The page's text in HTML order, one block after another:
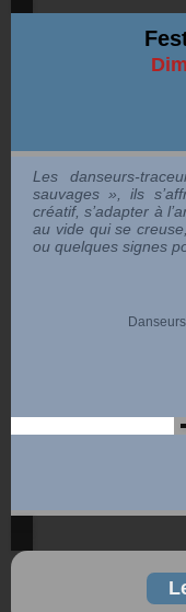
Les danseurs-
sauvages », ils
créatif, s’adapter à
au vide qui se
ou quelques signes